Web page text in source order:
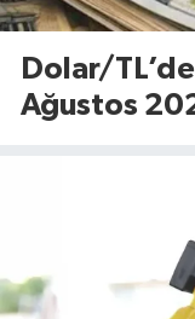
Dolar/
Ağustos